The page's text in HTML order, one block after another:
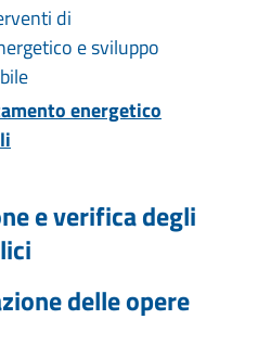
di
e sviluppo
energetico
e verifica degli
delle opere